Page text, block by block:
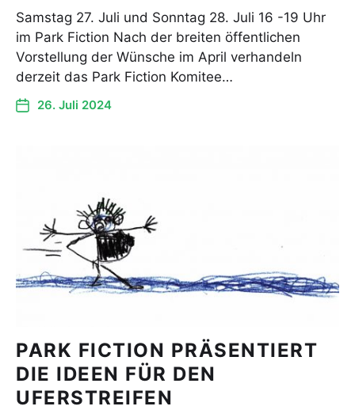
Samstag 27. Juli und Sonntag 28. Juli 16 -19 Uhr
im Park Fiction Nach der breiten öffentlichen
Vorstellung der Wünsche im April verhandeln
derzeit das Park Fiction Komitee…
26. Juli 2024
PARK FICTION PRÄSENTIERT
DIE IDEEN FÜR DEN
UFERSTREIFEN